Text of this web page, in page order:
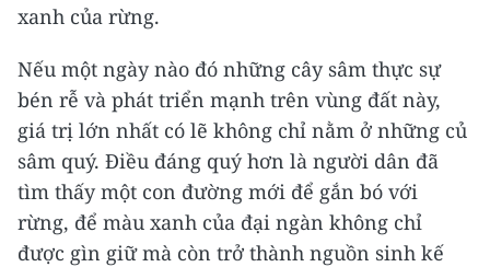
xanh của rừng.
Nếu một ngày nào đó những cây sâm thực sự
bén rễ và phát triển mạnh trên vùng đất này,
giá trị lớn nhất có lẽ không chỉ nằm ở những củ
sâm quý. Điều đáng quý hơn là người dân đã
tìm thấy một con đường mới để gắn bó với
rừng, để màu xanh của đại ngàn không chỉ
được gìn giữ mà còn trở thành nguồn sinh kế